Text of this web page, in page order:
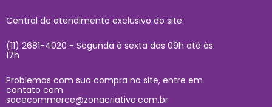
Central de atendimento exclusivo do site:
(11) 2681-4020 - Segunda à sexta das 09h até às
17h
Problemas com sua compra no site, entre em
contato com
sacecommerce@zonacriativa.com.br